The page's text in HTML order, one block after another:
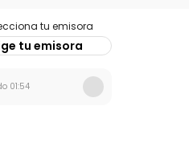
tu emisora
tu emisora
01:54